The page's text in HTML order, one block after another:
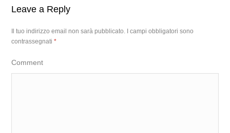
Leave a Reply
Il tuo indirizzo email non sarà pubblicato.
I campi obbligatori sono
contrassegnati*
Comment